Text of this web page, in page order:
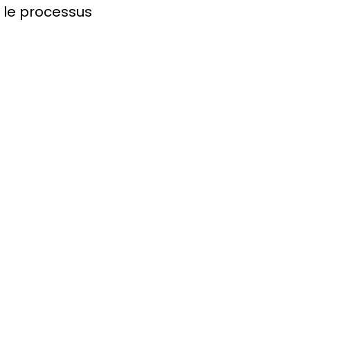
le processus